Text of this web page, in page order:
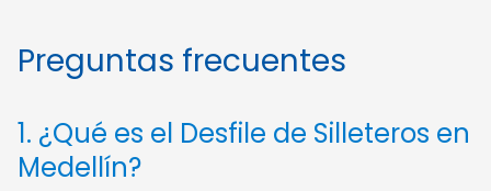
Preguntas frecuentes
1. ¿Qué es el Desfile de Silleteros en
Medellín?